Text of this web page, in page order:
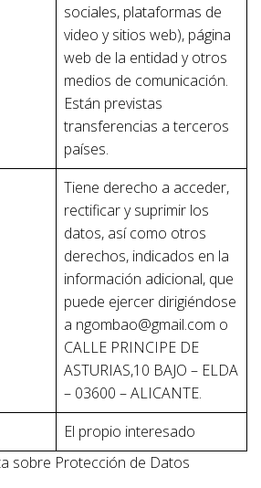
sociales, plataformas de
video y sitios web), página
web de la entidad y otros
medios de comunicación.
Están previstas
transferencias a terceros
países.
Tiene derecho a acceder,
rectificar y suprimir los
datos, así como otros
derechos, indicados en la
información adicional, que
puede ejercer dirigiéndose
a ngombao@gmail.com o
CALLE PRINCIPE DE
ASTURIAS,10 BAJO – ELDA
– 03600 – ALICANTE.
El propio interesado
sobre Protección de Datos